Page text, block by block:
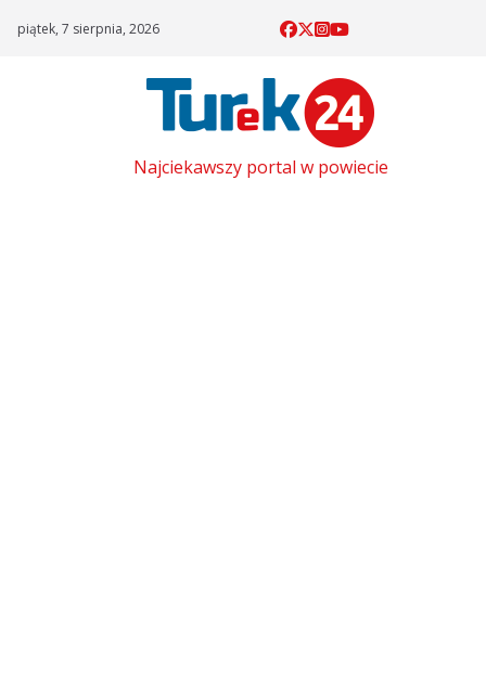
piątek, 7 sierpnia, 2026
Najciekawszy portal w powiecie